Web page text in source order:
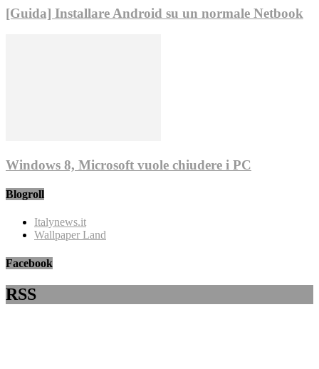
[Guida] Installare Android su un normale Netbook
Windows 8, Microsoft vuole chiudere i PC
Blogroll
Italynews.it
Wallpaper Land
Facebook
RSS